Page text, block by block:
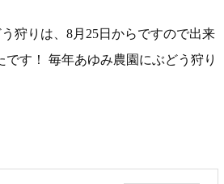
狩りは、8月25日からですので出来
す！ 毎年あゆみ農園にぶどう狩り